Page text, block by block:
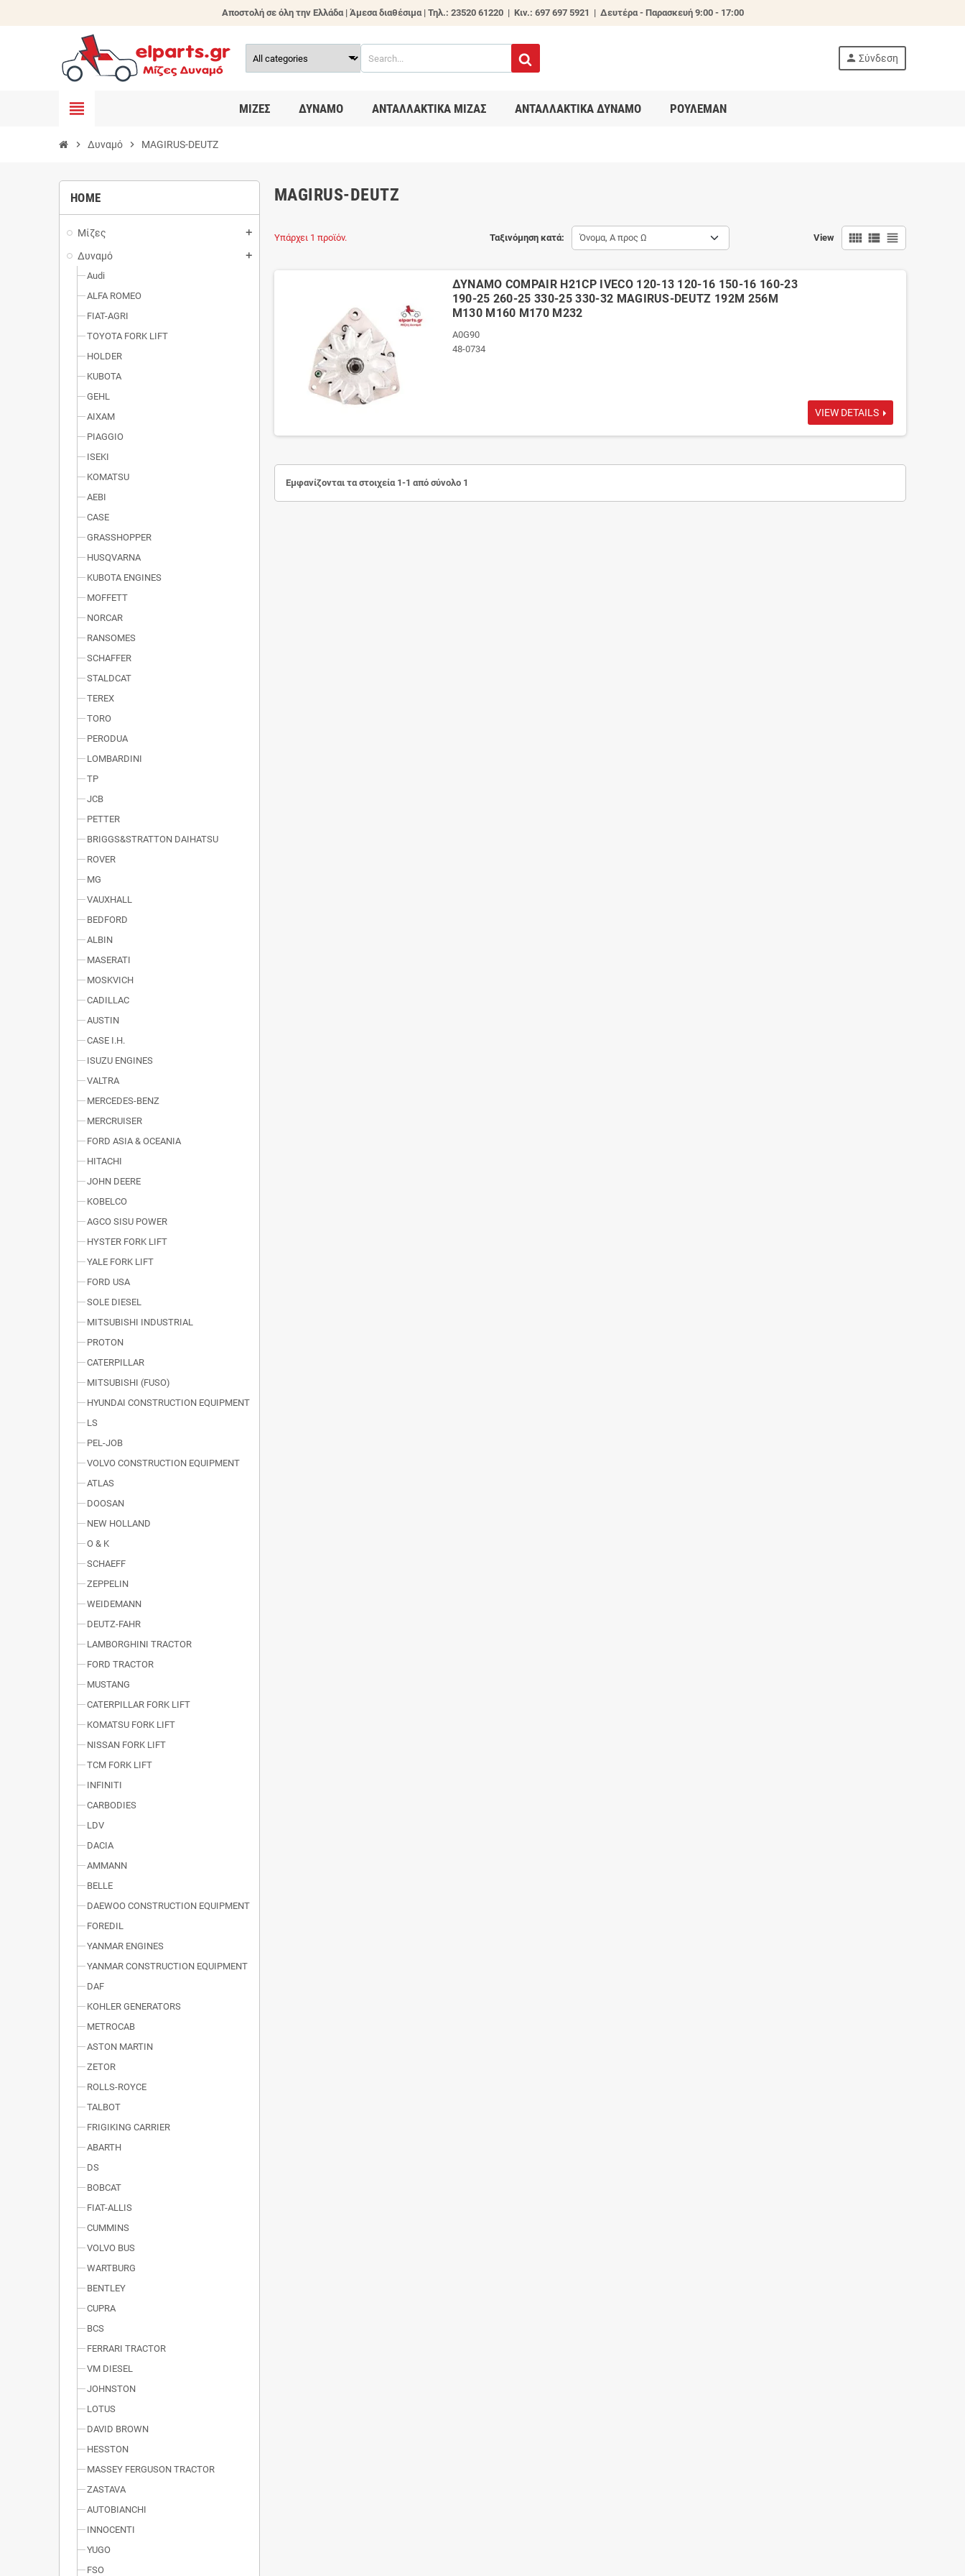
Αποστολή σε όλη την Ελλάδα | Άμεσα διαθέσιμα |Τηλ.: 23520 61220 | Κιν.: 697 697 5921 | Δευτέρα - Παρασκευή 9:00 - 17:00
person Σύνδεση
view_headline ΜΊΖΕΣ ΔΥΝΑΜΟ ΑΝΤΑΛΛΑΚΤΙΚΑ ΜΙΖΑΣ ΑΝΤΑΛΛΑΚΤΙΚΑ ΔΥΝΑΜΟ ΡΟΥΛΕΜΑΝ
chevron_right Δυναμό chevron_right MAGIRUS-DEUTZ
HOME
Μίζες add
Δυναμό add
Audi
ALFA ROMEO
FIAT-AGRI
TOYOTA FORK LIFT
HOLDER
KUBOTA
GEHL
AIXAM
PIAGGIO
ISEKI
KOMATSU
AEBI
CASE
GRASSHOPPER
HUSQVARNA
KUBOTA ENGINES
MOFFETT
NORCAR
RANSOMES
SCHAFFER
STALDCAT
TEREX
TORO
PERODUA
LOMBARDINI
TP
JCB
PETTER
BRIGGS&STRATTON DAIHATSU
ROVER
MG
VAUXHALL
BEDFORD
ALBIN
MASERATI
MOSKVICH
CADILLAC
AUSTIN
CASE I.H.
ISUZU ENGINES
VALTRA
MERCEDES-BENZ
MERCRUISER
FORD ASIA & OCEANIA
HITACHI
JOHN DEERE
KOBELCO
AGCO SISU POWER
HYSTER FORK LIFT
YALE FORK LIFT
FORD USA
SOLE DIESEL
MITSUBISHI INDUSTRIAL
PROTON
CATERPILLAR
MITSUBISHI (FUSO)
HYUNDAI CONSTRUCTION EQUIPMENT
LS
PEL-JOB
VOLVO CONSTRUCTION EQUIPMENT
ATLAS
DOOSAN
NEW HOLLAND
O & K
SCHAEFF
ZEPPELIN
WEIDEMANN
DEUTZ-FAHR
LAMBORGHINI TRACTOR
FORD TRACTOR
MUSTANG
CATERPILLAR FORK LIFT
KOMATSU FORK LIFT
NISSAN FORK LIFT
TCM FORK LIFT
INFINITI
CARBODIES
LDV
DACIA
AMMANN
BELLE
DAEWOO CONSTRUCTION EQUIPMENT
FOREDIL
YANMAR ENGINES
YANMAR CONSTRUCTION EQUIPMENT
DAF
KOHLER GENERATORS
METROCAB
ASTON MARTIN
ZETOR
ROLLS-ROYCE
TALBOT
FRIGIKING CARRIER
ABARTH
DS
BOBCAT
FIAT-ALLIS
CUMMINS
VOLVO BUS
WARTBURG
BENTLEY
CUPRA
BCS
FERRARI TRACTOR
VM DIESEL
JOHNSTON
LOTUS
DAVID BROWN
HESSTON
MASSEY FERGUSON TRACTOR
ZASTAVA
AUTOBIANCHI
INNOCENTI
YUGO
FSO
MAGIRUS-DEUTZ
Ταξινόμηση κατά: Όνομα, Α προς Ω View view_comfy view_list view_headline
Υπάρχει 1 προϊόν.
ΔΥΝΑΜΟ COMPAIR H21CP IVECO 120-13 120-16 150-16 160-23
190-25 260-25 330-25 330-32 MAGIRUS-DEUTZ 192M 256M
M130 M160 M170 M232
A0G90
48-0734
VIEW DETAILS
Εμφανίζονται τα στοιχεία 1-1 από σύνολο 1